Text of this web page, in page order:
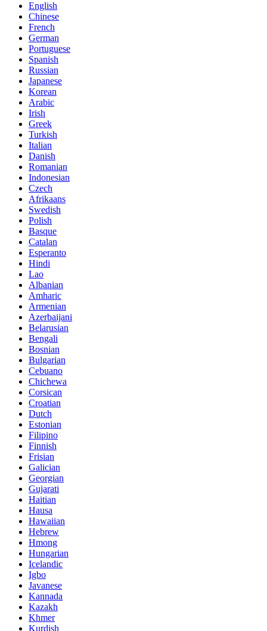
English
Chinese
French
German
Portuguese
Spanish
Russian
Japanese
Korean
Arabic
Irish
Greek
Turkish
Italian
Danish
Romanian
Indonesian
Czech
Afrikaans
Swedish
Polish
Basque
Catalan
Esperanto
Hindi
Lao
Albanian
Amharic
Armenian
Azerbaijani
Belarusian
Bengali
Bosnian
Bulgarian
Cebuano
Chichewa
Corsican
Croatian
Dutch
Estonian
Filipino
Finnish
Frisian
Galician
Georgian
Gujarati
Haitian
Hausa
Hawaiian
Hebrew
Hmong
Hungarian
Icelandic
Igbo
Javanese
Kannada
Kazakh
Khmer
Kurdish